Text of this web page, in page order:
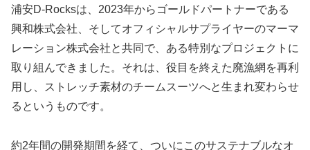
浦安D-Rocksは、2023年からゴールドパートナーである
興和株式会社、そしてオフィシャルサプライヤーのマーマ
レーション株式会社と共同で、ある特別なプロジェクトに
取り組んできました。それは、役目を終えた廃漁網を再利
用し、ストレッチ素材のチームスーツへと生まれ変わらせ
るというものです。
約2年間の開発期間を経て、ついにこのサステナブルなオ